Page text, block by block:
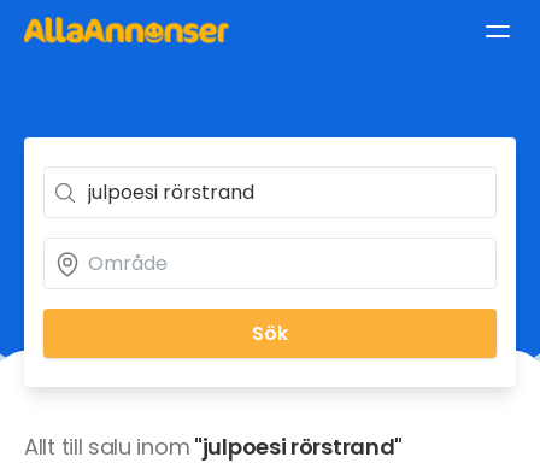
Sök
Allt till salu inom "julpoesi rörstrand"